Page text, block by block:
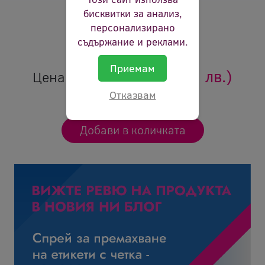
Брой страници: 5000p
Цвят: жълт
Ревю: Оцени продукта
Цена: 163.26 €(319.31 лв.)
бисквитки за анализ,
персонализирано
съдържание и реклами.
Приемам
Отказвам